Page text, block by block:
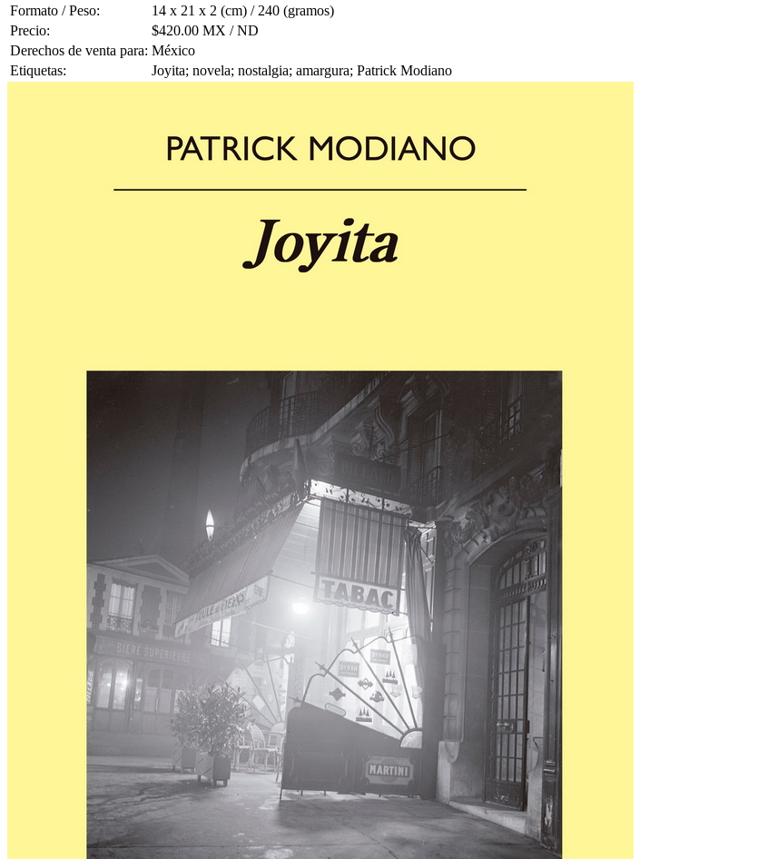
Formato / Peso:
14 x 21 x 2 (cm) / 240 (gramos)
Precio:
$420.00 MX / ND
Derechos de venta para: México
Etiquetas:
Joyita; novela; nostalgia; amargura; Patrick Modiano